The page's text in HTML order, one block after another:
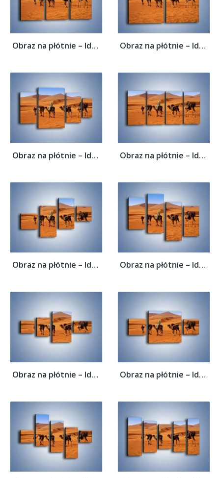
Obraz na płótnie – Idą wielbłądy przez... Obraz na płótnie – Idą wielbłądy przez...
Obraz na płótnie – Idą wielbłądy przez... Obraz na płótnie – Idą wielbłądy przez...
Obraz na płótnie – Idą wielbłądy przez... Obraz na płótnie – Idą wielbłądy przez...
Obraz na płótnie – Idą wielbłądy przez... Obraz na płótnie – Idą wielbłądy przez...